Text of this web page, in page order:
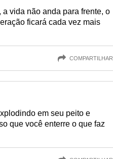
vida não anda para frente, o
ficará cada vez mais
COMPARTILHAR
em seu peito e
que você enterre o que faz